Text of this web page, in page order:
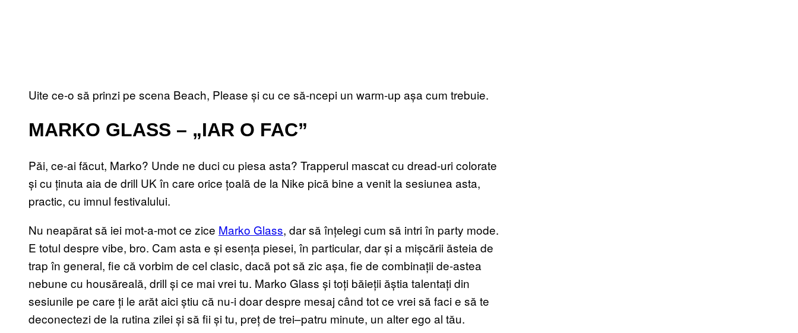
Uite ce-o să prinzi pe scena Beach, Please și cu ce să-ncepi un warm-up așa cum trebuie.
MARKO GLASS – „IAR O FAC”
Păi, ce-ai făcut, Marko? Unde ne duci cu piesa asta? Trapperul mascat cu dread-uri colorate
și cu ținuta aia de drill UK în care orice țoală de la Nike pică bine a venit la sesiunea asta,
practic, cu imnul festivalului.
Nu neapărat să iei mot-a-mot ce zice Marko Glass, dar să înțelegi cum să intri în party mode.
E totul despre vibe, bro. Cam asta e și esența piesei, în particular, dar și a mișcării ăsteia de
trap în general, fie că vorbim de cel clasic, dacă pot să zic așa, fie de combinații de-astea
nebune cu housăreală, drill și ce mai vrei tu. Marko Glass și toți băieții ăștia talentați din
sesiunile pe care ți le arăt aici știu că nu-i doar despre mesaj când tot ce vrei să faci e să te
deconectezi de la rutina zilei și să fii și tu, preț de trei–patru minute, un alter ego al tău.